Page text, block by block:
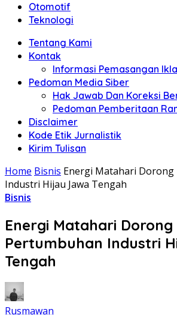
Otomotif
Teknologi
Tentang Kami
Kontak
Informasi Pemasangan
Pedoman Media Siber
Hak Jawab Dan Koreksi
Pedoman Pemberitaan
Disclaimer
Kode Etik Jurnalistik
Kirim Tulisan
Home Bisnis Energi Matahari
Industri Hijau Jawa Tengah
Bisnis
Energi Matahari Dorong
Pertumbuhan Industri
Tengah
Rusmawan